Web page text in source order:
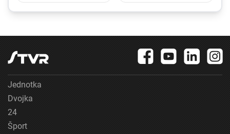
Jednotka
Dvojka
24
Šport